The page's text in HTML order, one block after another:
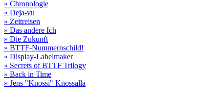
» Chronologie
» Deja-vu
» Zeitreisen
» Das andere Ich
» Die Zukunft
» BTTF-Nummernschild!
» Display-Labelmaker
» Secrets of BTTF Trilogy
» Back in Time
» Jens "Knossi" Knossalla